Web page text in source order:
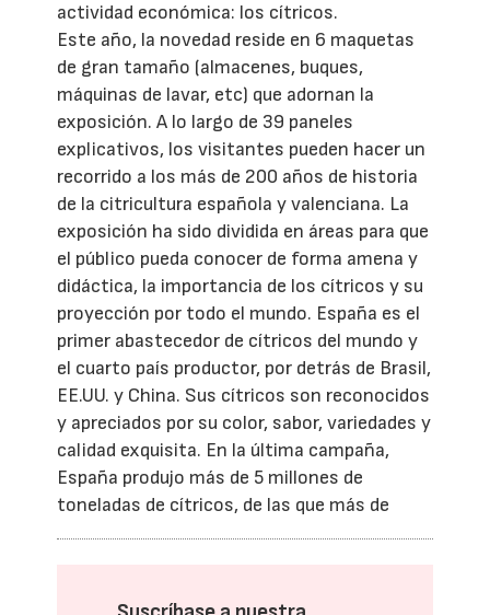
actividad económica: los cítricos.
Este año, la novedad reside en 6 maquetas
de gran tamaño (almacenes, buques,
máquinas de lavar, etc) que adornan la
exposición. A lo largo de 39 paneles
explicativos, los visitantes pueden hacer un
recorrido a los más de 200 años de historia
de la citricultura española y valenciana. La
exposición ha sido dividida en áreas para que
el público pueda conocer de forma amena y
didáctica, la importancia de los cítricos y su
proyección por todo el mundo. España es el
primer abastecedor de cítricos del mundo y
el cuarto país productor, por detrás de Brasil,
EE.UU. y China. Sus cítricos son reconocidos
y apreciados por su color, sabor, variedades y
calidad exquisita. En la última campaña,
España produjo más de 5 millones de
toneladas de cítricos, de las que más de